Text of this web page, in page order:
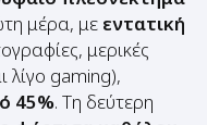
μερικές
λίγο gaming),
45%. Τη δεύτερη
φόρτισα καθόλου